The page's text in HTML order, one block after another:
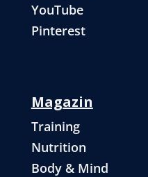
YouTube
Pinterest
Magazin
Training
Nutrition
Body & Mind